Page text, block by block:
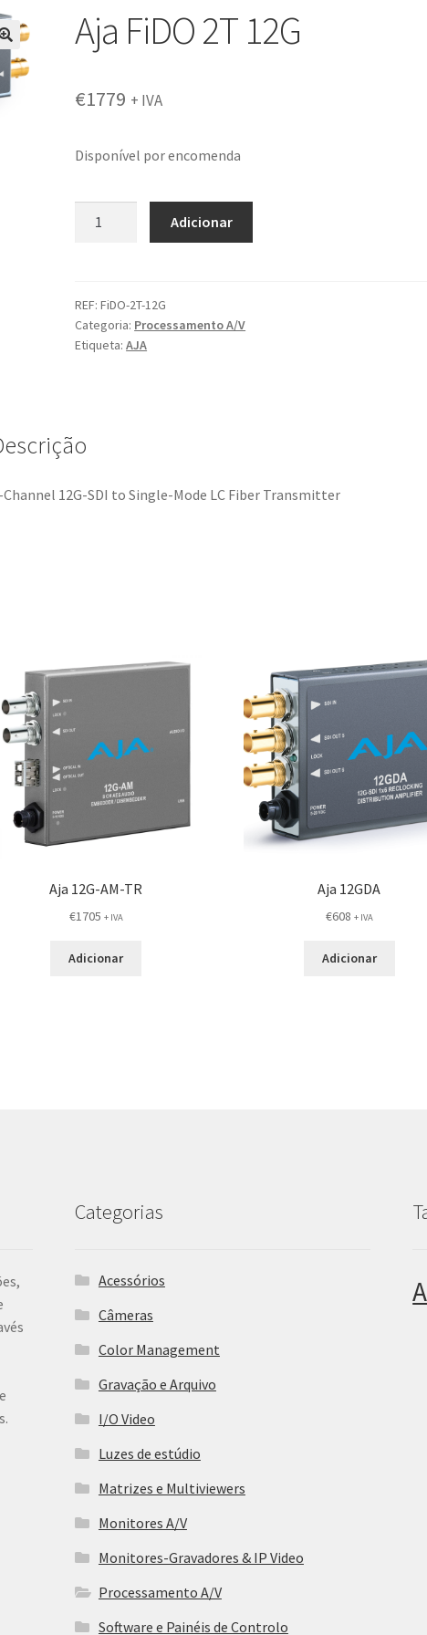
Aja FiDO 2T 12G
€1779 + IVA
Disponível por encomenda
2T
12G
Adicionar
REF:FiDO-2T-12G
Categoria: Processamento A/V
Etiqueta:AJA
Channel 12G-SDI to Single-Mode LC Fiber Transmitter
Aja 12G-AM-TR
€1705 + IVA
Adicionar
Aja 12GDA
€608 + IVA
Adicionar
Categorias
Acessórios
Câmeras
Color Management
Gravação e Arquivo
I/O Video
Luzes de estúdio
Matrizes e Multiviewers
Monitores A/V
Monitores-Gravadores & IP Video
Processamento A/V
Software e Painéis de Controlo